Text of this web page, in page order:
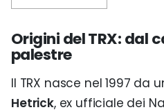
Origini del TRX: dal
palestre
Il TRX nasce nel 1997 da
Hetrick, ex ufficiale dei